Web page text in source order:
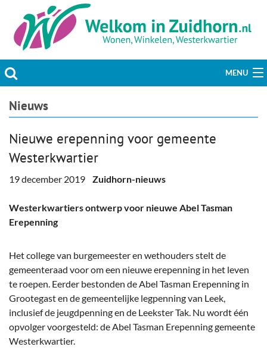
MENU
Actueel
Welzijn & Maatschappij
Bedrijven
Prikbord & Aanbiedingen
Nieuws
Nieuwe erepenning voor gemeente
Westerkwartier
19 december 2019 Zuidhorn-nieuws
Westerkwartiers ontwerp voor nieuwe Abel Tasman
Erepenning
Het college van burgemeester en wethouders stelt de
gemeenteraad voor om een nieuwe erepenning in het leven
te roepen. Eerder bestonden de Abel Tasman Erepenning in
Grootegast en de gemeentelijke legpenning van Leek,
inclusief de jeugdpenning en de Leekster Tak. Nu wordt één
opvolger voorgesteld: de Abel Tasman Erepenning gemeente
Westerkwartier.